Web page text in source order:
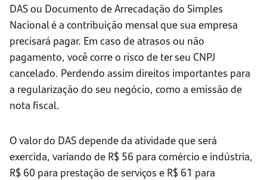
DAS ou Documento de Arrecadação do Simples
Nacional é a contribuição mensal que sua empresa
precisará pagar. Em caso de atrasos ou não
pagamento, você corre o risco de ter seu CNPJ
cancelado. Perdendo assim direitos importantes para
a regularização do seu negócio, como a emissão de
nota fiscal.
O valor do DAS depende da atividade que será
exercida, variando de R$ 56 para comércio e indústria,
R$ 60 para prestação de serviços e R$ 61 para